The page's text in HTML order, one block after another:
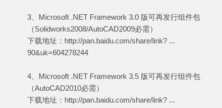
3、Microsoft .NET Framework 3.0 版可再发行组件包
（Solidworks2008/AutoCAD2009必需）
下载地址： http://pan.baidu.com/share/link? ...
90&uk=604278244
4、Microsoft .NET Framework 3.5 版可再发行组件包
（AutoCAD2010必需）
下载地址： http://pan.baidu.com/share/link? ...